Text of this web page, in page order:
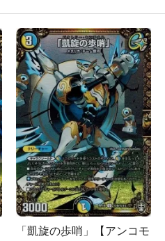
「凱旋の歩哨」【アンコモ